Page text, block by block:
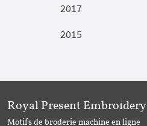
2017
2015
Royal Present Embroidery
Motifs de broderie machine en ligne